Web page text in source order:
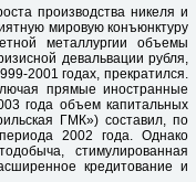
производства никеля и
мировую конъюнктуру
металлургии объемы
девальвации рубля,
2001 годах, прекратился.
прямые иностранные
года объем капитальных
ГМК») составил, по
2002 года. Однако
стимулированная
кредитование и